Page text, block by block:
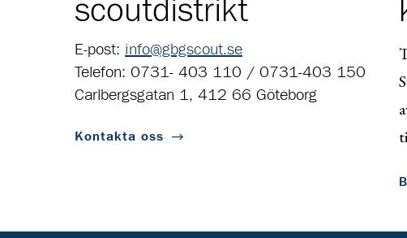
scoutdistrikt
E-post: info@gbgscout.se
Telefon: 0731- 403 110 / 0731-403 150
Carlbergsgatan 1, 412 66 Göteborg
Kontakta oss